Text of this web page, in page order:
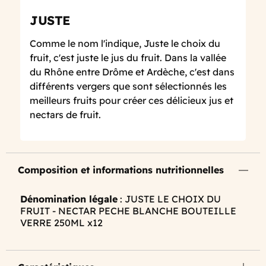
JUSTE
Comme le nom l'indique, Juste le choix du
fruit, c'est juste le jus du fruit. Dans la vallée
du Rhône entre Drôme et Ardèche, c'est dans
différents vergers que sont sélectionnés les
meilleurs fruits pour créer ces délicieux jus et
nectars de fruit.
Composition et informations nutritionnelles
Dénomination légale : JUSTE LE CHOIX DU
FRUIT - NECTAR PECHE BLANCHE BOUTEILLE
VERRE 250ML x12